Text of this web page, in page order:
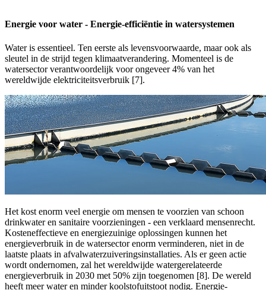
Energie voor water - Energie-efficiëntie in watersystemen
Water is essentieel. Ten eerste als levensvoorwaarde, maar ook als
sleutel in de strijd tegen klimaatverandering. Momenteel is de
watersector verantwoordelijk voor ongeveer 4% van het
wereldwijde elektriciteitsverbruik [7].
Het kost enorm veel energie om mensen te voorzien van schoon
drinkwater en sanitaire voorzieningen - een verklaard mensenrecht.
Kosteneffectieve en energiezuinige oplossingen kunnen het
energieverbruik in de watersector enorm verminderen, niet in de
laatste plaats in afvalwaterzuiveringsinstallaties. Als er geen actie
wordt ondernomen, zal het wereldwijde watergerelateerde
energieverbruik in 2030 met 50% zijn toegenomen [8]. De wereld
heeft meer water en minder koolstofuitstoot nodig. Energie-